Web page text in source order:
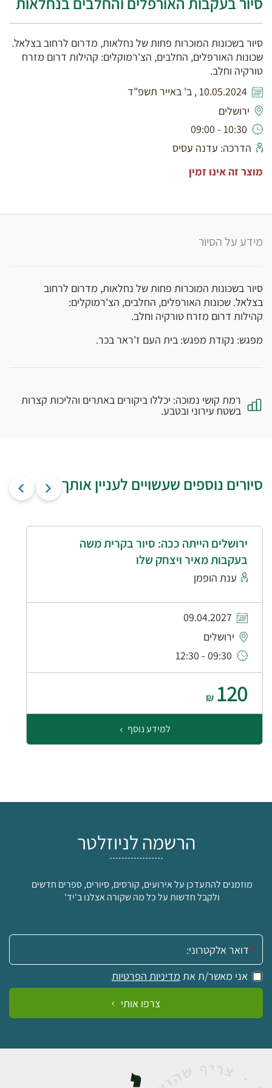
סיור בשכונות המוכרות פחות של נחלאות, מדרום לרחוב בצלאל.
שכונות האורפלים, החלבים, הצ'רמוקלים: קהילות דרום מזרח
טורקיה וחלב.
10.05.2024 , ב' באייר תשפ"ד
ירושלים
10:30 - 09:00
הדרכה: עדנה עסיס
מוצר זה אינו זמין
מידע על הסיור
סיור בשכונות המוכרות פחות של נחלאות, מדרום לרחוב
בצלאל. שכונות האורפלים, החלבים, הצ'רמוקלים:
קהילות דרום מזרח טורקיה וחלב.
מפגש: נקודת מפגש: בית העם ז'ראר בכר.
רמת קושי נמוכה: יכללו ביקורים באתרים והליכות קצרות
בשטח עירוני ובטבע.
סיורים נוספים שעשויים לעניין אותך
ירושלים הייתה ככה: סיור בקרית משה
בעקבות מאיר ויצחק שלו
ענת הופמן
09.04.2027
ירושלים
09:30 - 12:30
120
₪
למידע נוסף
הרשמה לניוזלטר
מוזמנים להתעדכן על אירועים, קורסים, סיורים, ספרים חדשים
ולקבל חדשות על כל מה שקורה אצלנו ב'יד'
אימייל:
אני מאשר/ת את מדיניות הפרטיות
צרפו אותי